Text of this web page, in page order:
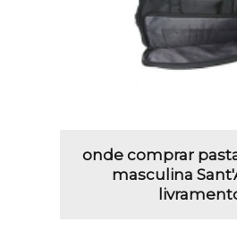
onde comprar
masculina